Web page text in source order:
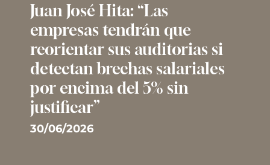
Juan José Hita: “Las
empresas tendrán que
reorientar sus auditorias si
detectan brechas salariales
por encima del 5% sin
justificar”
30/06/2026